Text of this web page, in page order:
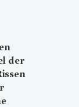
der